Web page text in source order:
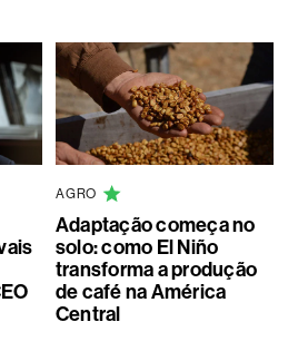
AGRO
Adaptação começa no
solo: como El Niño
transforma a produção
de café na América
Central